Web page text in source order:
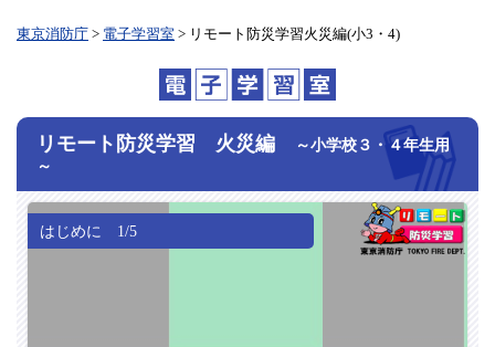
東京消防庁 > 電子学習室 > リモート防災学習火災編(小3・4)
リモート防災学習 火災編
～小学校３・４年生用
～
はじめに 1/5